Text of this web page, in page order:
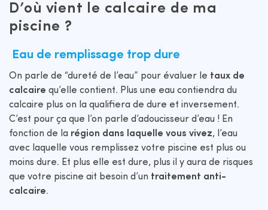
D’où vient le calcaire de ma
piscine ?
Eau de remplissage trop dure
On parle de “dureté de l’eau” pour évaluer le taux de
calcaire qu’elle contient. Plus une eau contiendra du
calcaire plus on la qualifiera de dure et inversement.
C’est pour ça que l’on parle d’adoucisseur d’eau ! En
fonction de la région dans laquelle vous vivez, l’eau
avec laquelle vous remplissez votre piscine est plus ou
moins dure. Et plus elle est dure, plus il y aura de risques
que votre piscine ait besoin d’un traitement anti-
calcaire.